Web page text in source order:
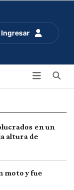
Ingresar
en un
altura de
moto y fue